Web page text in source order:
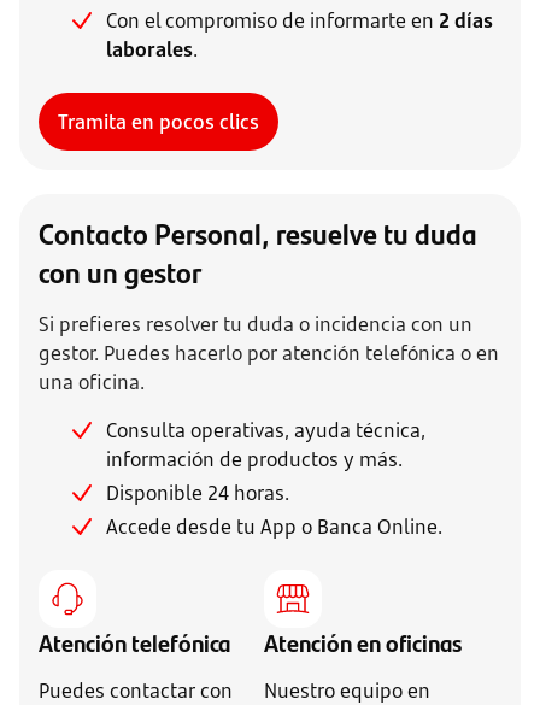
Con el compromiso de informarte en 2 días
laborales.
Tramita en pocos clics
Contacto Personal, resuelve tu duda
con un gestor
Si prefieres resolver tu duda o incidencia con un
gestor. Puedes hacerlo por atención telefónica o en
una oficina.
Consulta operativas, ayuda técnica,
información de productos y más.
Disponible 24 horas.
Accede desde tu App o Banca Online.
Atención telefónica
Puedes contactar con
Atención en oficinas
Nuestro equipo en